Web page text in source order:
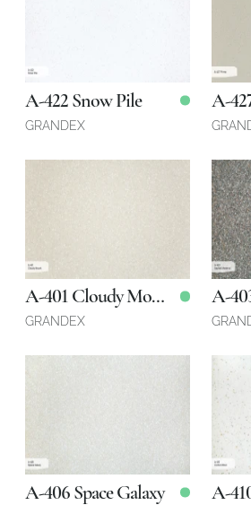
A-422 Snow Pile
GRANDEX
A-
3680 x 760 x 12 мм
A-401 Cloudy Mount
GRANDEX
3680 x 760 x 12 мм
A-406 Space Galaxy
3680 x 760 x 12 мм
A-
3680 x 760 x 12 мм
Робот емес екеніңізді
ӨТІНІМДІ
Робот емес екеніңізді
ЖОБАНЫ
Робот емес екеніңізді
ЖІБЕРУ